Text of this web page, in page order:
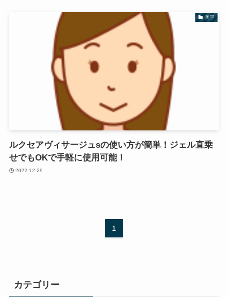
美容
ルクセアヴィサージュsの使い方が簡単！ジェル直乗
せでもOKで手軽に使用可能！
2022-12-29
1
カテゴリー